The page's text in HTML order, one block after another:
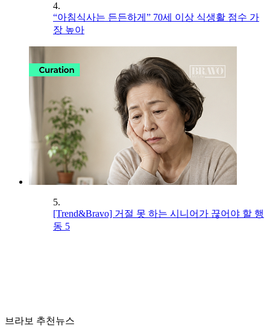
4.
“아침식사는 든든하게” 70세 이상 식생활 점수 가
장 높아
5.
[Trend&Bravo] 거절 못 하는 시니어가 끊어야 할 행
동 5
브라보 추천뉴스